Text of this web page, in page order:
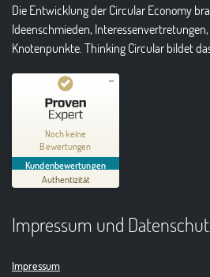
Die Entwicklung der Circular Economy
Ideenschmieden,
Knotenpunkte. Thinking Circular bildet
Noch keine
Bewertungen
Kundenbewertungen
Authentizität
Kundenbewertungen und Erfahrungen zu
Thinking Circular® Niederzissen
MANGELHAFT
Erfahren Sie mehr über dieses Bewertungssiegel
Impressum und
Impressum